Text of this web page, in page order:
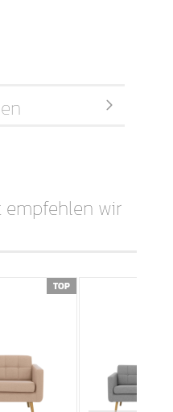
empfehlen wir
TOP